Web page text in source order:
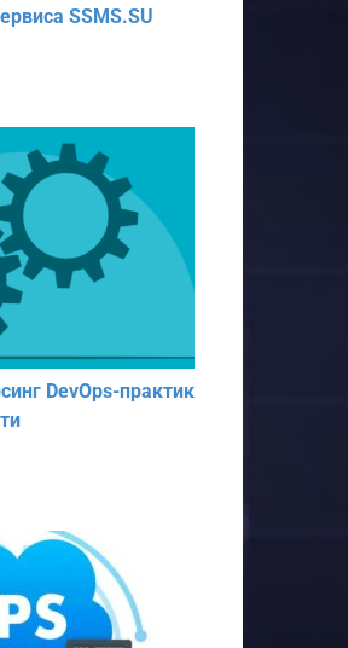
SSMS.SU
DevOps-практик